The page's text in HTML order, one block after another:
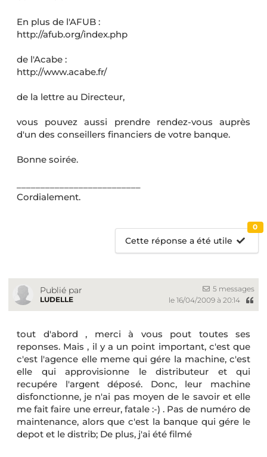
En plus de l'AFUB :
http://afub.org/index.php
de l'Acabe :
http://www.acabe.fr/
de la lettre au Directeur,
vous pouvez aussi prendre rendez-vous auprès
d'un des conseillers financiers de votre banque.
Bonne soirée.
Cordialement.
Cette réponse a été utile
0
Publié par
LUDELLE
5 messages
le 16/04/2009 à 20:14
tout d'abord , merci à vous pout toutes ses
reponses. Mais , il y a un point important, c'est que
c'est l'agence elle meme qui gére la machine, c'est
elle qui approvisionne le distributeur et qui
recupére l'argent déposé. Donc, leur machine
disfonctionne, je n'ai pas moyen de le savoir et elle
me fait faire une erreur, fatale :-) . Pas de numéro de
maintenance, alors que c'est la banque qui gére le
depot et le distrib; De plus, j'ai été filmé